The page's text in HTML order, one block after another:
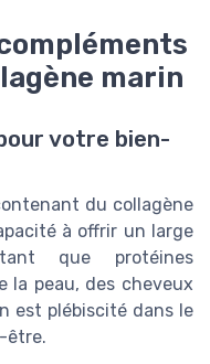
marin
votre bien-
du collagène
à offrir un large
que protéines
la peau, des cheveux
est plébiscité dans le
être.